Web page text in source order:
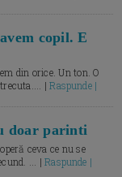
copil. E
din orice. Un ton. O
|Raspunde |
doar parinti
ceva ce nu se
... |Raspunde |